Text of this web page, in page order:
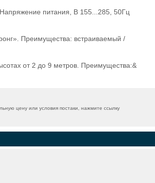
питания, В 155...285, 50Гц
Преимущества: встраиваемый /
от 2 до 9 метров. Преимущества:&
цену или условия постаки, нажмите ссылку